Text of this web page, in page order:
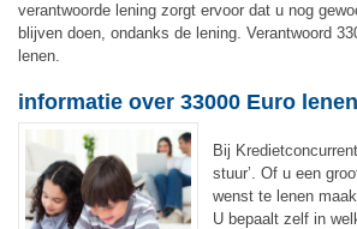
verantwoorde lening zorgt ervoor dat u nog
blijven doen, ondanks de lening. Verantwoord
lenen.
informatie over 33000 Euro lenen
Bij
stuur’. Of u een
wenst te lenen
U bepaalt zelf in